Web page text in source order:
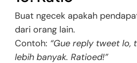
Buat ngecek apakah
dari orang lain.
Contoh: “Gue reply tweet lo,
lebih banyak. Ratioed!”